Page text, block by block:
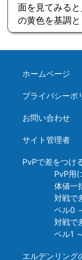
面を見てみる
の黄色を基調と
ホームページ
プライバシーポ
お問い合わせ
サイト管理者
PvPで差をつけ
PvP用(
体値一
対戦で
ベル0
対戦で
ベル1
エルデンリング